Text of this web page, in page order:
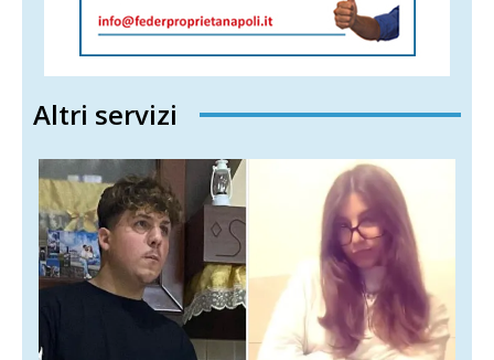
Altri servizi